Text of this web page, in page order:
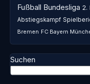
Fußball Bundesliga 2.
Abstiegskampf
Bremen FC Bayern
Suchen